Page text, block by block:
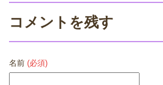
コメントを残す
名前 (必須)